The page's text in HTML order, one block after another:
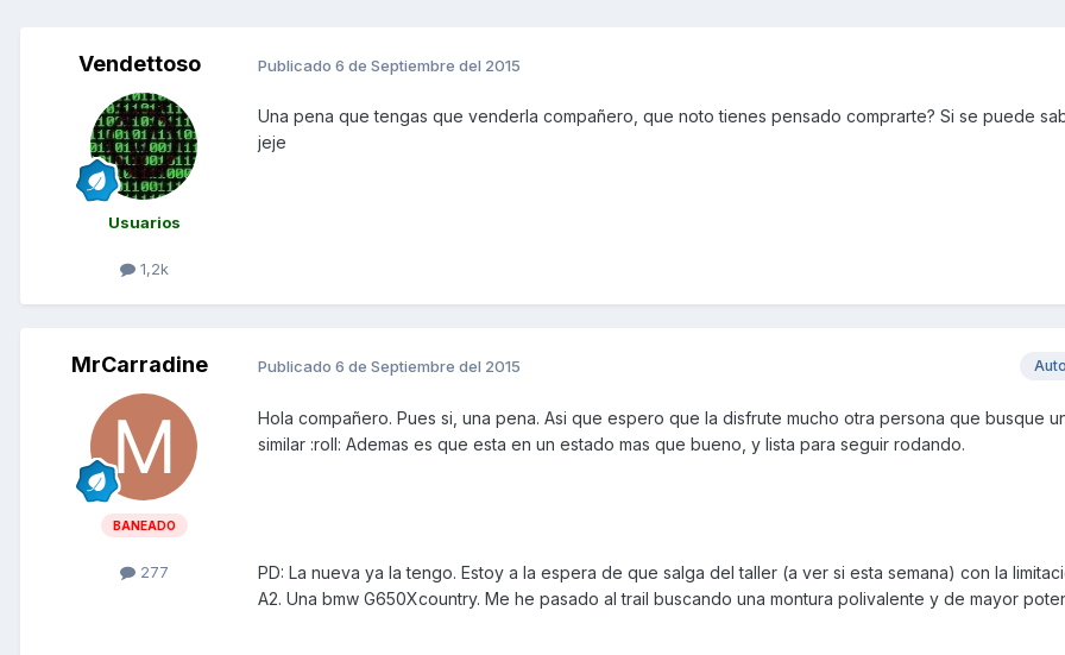
Vendettoso
Usuarios
1,2k
Publicado 6 de Septiembre del 2015
Una pena que tengas que venderla compañero, que noto tienes pensado comprarte? Si se puede
jeje
MrCarradine
BANEADO
277
Publicado 6 de Septiembre del 2015
Hola compañero. Pues si, una pena. Asi que espero que la disfrute mucho otra persona que busque
similar :roll: Ademas es que esta en un estado mas que bueno, y lista para seguir rodando.
PD: La nueva ya la tengo. Estoy a la espera de que salga del taller (a ver si esta semana) con la
A2. Una bmw G650Xcountry. Me he pasado al trail buscando una montura polivalente y de mayor